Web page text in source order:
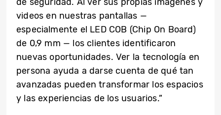
videos en nuestras pantallas —
especialmente el LED COB (Chip On Board)
de 0,9 mm — los clientes identificaron
nuevas oportunidades. Ver la tecnología en
persona ayuda a darse cuenta de qué tan
avanzadas pueden transformar los espacios
y las experiencias de los usuarios.”